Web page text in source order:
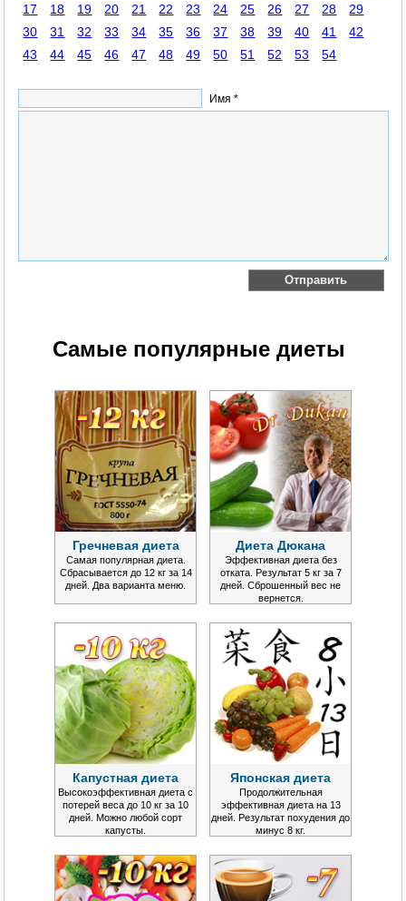
17
18 19 20 21 22 23 24 25 26 27 28
29
30
31 32 33 34 35 36 37 38 39 40 41
42
43
44 45 46 47 48 49 50 51 52 53 54
Имя *
Самые популярные диеты
Гречневая диета
Самая популярная диета.
Сбрасывается до 12 кг за 14
дней. Два варианта меню.
Диета Дюкана
Эффективная диета без
отката. Результат 5 кг за 7
дней. Сброшенный вес не
вернется.
Капустная диета
Высокоэффективная диета с
потерей веса до 10 кг за 10
дней. Можно любой сорт
капусты.
Японская диета
Продолжительная
эффективная диета на 13
дней. Результат похудения до
минус 8 кг.